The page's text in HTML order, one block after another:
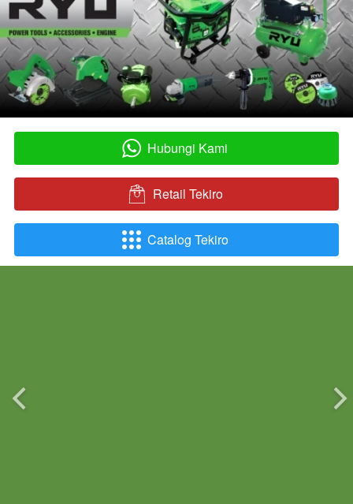
` Hubungi Kami
` Retail Tekiro
` Catalog Tekiro